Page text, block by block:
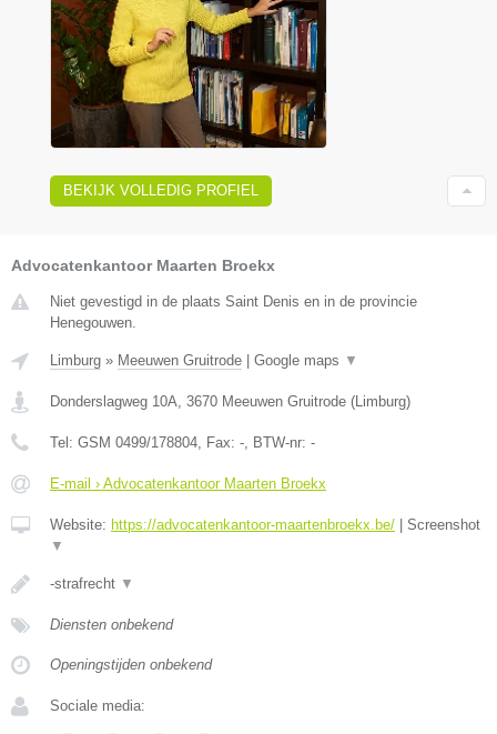
BEKIJK VOLLEDIG PROFIEL
Advocatenkantoor Maarten Broekx
Niet gevestigd in de plaats Saint Denis en in de provincie
Henegouwen.
Limburg » Meeuwen Gruitrode Google maps ▼
Donderslagweg 10A 3670 Meeuwen Gruitrode ( Limburg)
Tel: GSM 0499/178804 , Fax: - , BTW-nr: -
E-mail › Advocatenkantoor Maarten Broekx
Website: https://advocatenkantoor-maartenbroekx.be/
Screenshot
▼
-strafrecht ▼
Diensten onbekend
Openingstijden onbekend
Sociale media: